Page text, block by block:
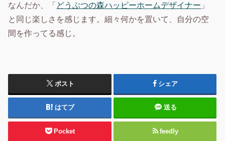
なんだか、「 どうぶつの森ハッピーホームデザイナー 」
と同じ楽しさを感じます。細々何かを置いて、自分の空
間を作ってる感じ。
ポスト シェア
はてブ 送る
Pocket feedly